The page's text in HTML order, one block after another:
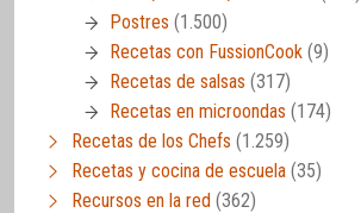
Postres (1.500)
Recetas con FussionCook (9)
Recetas de salsas (317)
Recetas en microondas (174)
Recetas de los Chefs (1.259)
Recetas y cocina de escuela (35)
Recursos en la red (362)